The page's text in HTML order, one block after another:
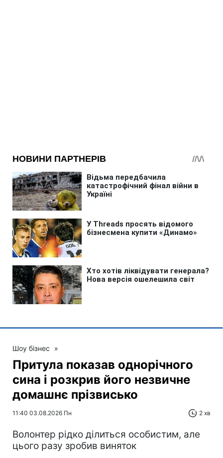
Шоу бізнес »
Притула показав однорічного
сина і розкрив його незвичне
домашнє прізвисько
11:40 03.08.2026 Пн 2 хв
Волонтер рідко ділиться особистим, але
цього разу зробив виняток